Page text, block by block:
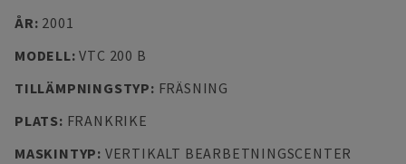
ÅR: 2001
MODELL:VTC 200 B
TILLÄMPNINGSTYP: FRÄSNING
PLATS: FRANKRIKE
MASKINTYP: VERTIKALT BEARBETNINGSCENTER